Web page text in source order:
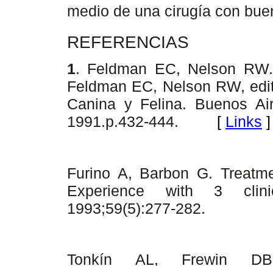
medio de una cirugía con
REFERENCIAS
1. Feldman EC, Nelson
Feldman EC, Nelson RW,
Canina y Felina. Buenos
1991.p.432-444.
[ Links ]
Furino A, Barbon G.
Experience with 3
1993;59(5):277-282.
Tonkín AL, Frewin